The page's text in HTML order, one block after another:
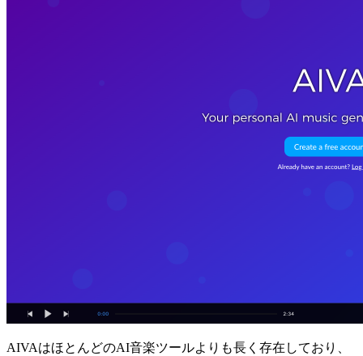
AIVAはほとんどのAI音楽ツールよりも長く存在しており、